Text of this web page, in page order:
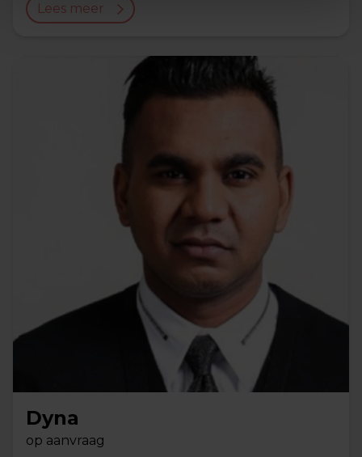
Lees meer
Dyna
op aanvraag